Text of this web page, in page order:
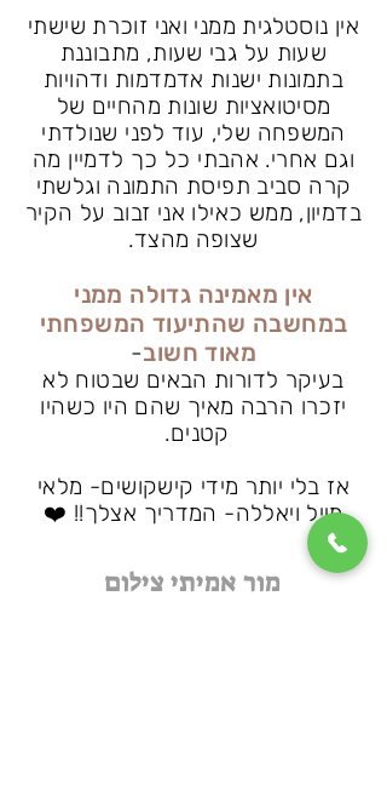
אין נוסטלגית ממני ואני זוכרת שישתי
שעות על גבי שעות, מתבוננת
בתמונות ישנות אדמדמות ודהויות
מסיטואציות שונות מהחיים של
המשפחה שלי, עוד לפני שנולדתי
וגם אחרי. אהבתי כל כך לדמיין מה
קרה סביב תפיסת התמונה וגלשתי
בדמיון, ממש כאילו אני זבוב על הקיר
שצופה מהצד.
אין מאמינה גדולה ממני
במחשבה שהתיעוד המשפחתי
מאוד חשוב-
בעיקר לדורות הבאים שבטוח לא
יזכרו הרבה מאיך שהם היו כשהיו
קטנים.
אז בלי יותר מידי קישקושים- מלאי
מייל ויאללה- המדריך אצלך!! ❤️
מור אמיתי צילום